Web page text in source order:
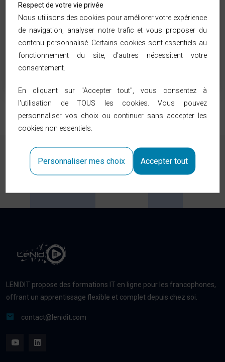
Cybersécurité les fondamentaux
AOUAJ Omar
08:00:39
CYBERSÉCURITÉ
LENIDIT propose des formations IT en ligne pour les francophones,
offrant un apprentissage flexible et complet depuis chez soi.
contact@lenidit.com
Respect de votre vie privée
Nous utilisons des cookies pour améliorer votre expérience
de navigation, analyser notre trafic et vous proposer du
contenu personnalisé. Certains cookies sont essentiels au
fonctionnement du site, d'autres nécessitent votre
consentement.
En cliquant sur "Accepter tout", vous consentez à
l'utilisation de TOUS les cookies. Vous pouvez
personnaliser vos choix ou continuer sans accepter les
cookies non essentiels.
Personnaliser mes choix Accepter tout